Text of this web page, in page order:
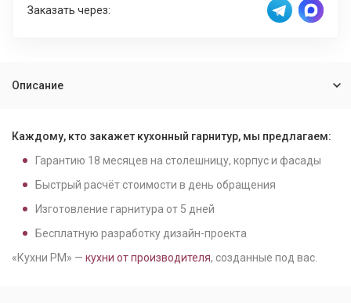
Заказать через:
Описание
Каждому, кто закажет кухонный гарнитур, мы предлагаем:
Гарантию 18 месяцев на столешницу, корпус и фасады
Быстрый расчёт стоимости в день обращения
Изготовление гарнитура от 5 дней
Бесплатную разработку дизайн-проекта
«Кухни РМ» — кухни от производителя, созданные под вас.